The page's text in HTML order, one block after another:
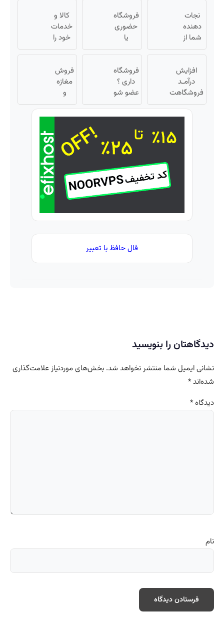
در ۴
قسط
بدون
سود و
فروشگاهت
رو ثبت کن
میلیارد وام
بگیر
نجات
دهنده
شما از
پیری!
جوانساز
جلبک50%تخفیف
فروشگاه
حضوری
یا
اینترنتی
راحت
محصول
و
خدماتت
رو
کالا و
خدمات
خود را
به
اقساطی
بفروشید
افزایش
درآمـد
فروشگاهت
رو تضمین
کن «
رو ثبت کن
فروشگاه
داری ؟
عضو شو
تا 3
میلیارد
فروش
مغازه
و
آنلاین
شاپ
رو بالا
ببر
فال حافظ با تعبیر
دیدگاهتان را بنویسید
نشانی ایمیل شما منتشر نخواهد شد. بخش‌های موردنیاز علامت‌گذاری
شده‌اند*
دیدگاه*
نام